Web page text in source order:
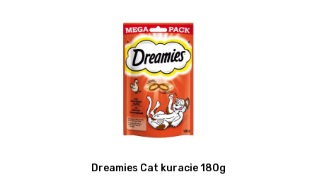
Dreamies Cat kuracie 180g